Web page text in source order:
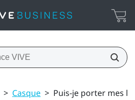
> Casque > Puis-je porter mes